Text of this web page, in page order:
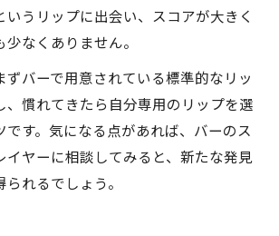
いうリップに出会い、スコアが大きく
なくありません。
ずバーで用意されている標準的なリッ
、慣れてきたら自分専用のリップを選
です。気になる点があれば、バーのス
イヤーに相談してみると、新たな発見
れるでしょう。